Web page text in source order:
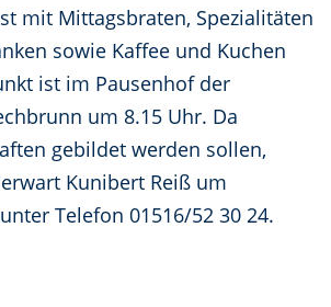
mit Mittagsbraten, Spezialitäten
sowie Kaffee und Kuchen
ist im Pausenhof der
um 8.15 Uhr. Da
gebildet werden sollen,
Kunibert Reiß um
Telefon 01516/52 30 24.